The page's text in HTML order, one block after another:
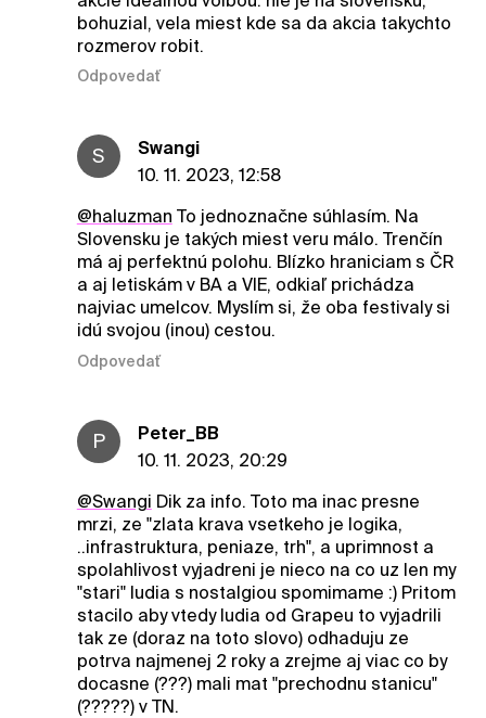
bohuzial, vela miest kde sa da akcia takychto
rozmerov robit.
Odpovedať
S
Swangi
10. 11. 2023, 12:58
@haluzman To jednoznačne súhlasím. Na
Slovensku je takých miest veru málo. Trenčín
má aj perfektnú polohu. Blízko hraniciam s ČR
a aj letiskám v BA a VIE, odkiaľ prichádza
najviac umelcov. Myslím si, že oba festivaly si
idú svojou (inou) cestou.
Odpovedať
P
Peter_BB
10. 11. 2023, 20:29
@Swangi Dik za info. Toto ma inac presne
mrzi, ze "zlata krava vsetkeho je logika,
..infrastruktura, peniaze, trh", a uprimnost a
spolahlivost vyjadreni je nieco na co uz len my
"stari" ludia s nostalgiou spomimame :) Pritom
stacilo aby vtedy ludia od Grapeu to vyjadrili
tak ze (doraz na toto slovo) odhaduju ze
potrva najmenej 2 roky a zrejme aj viac co by
docasne (???) mali mat "prechodnu stanicu"
(?????) v TN.